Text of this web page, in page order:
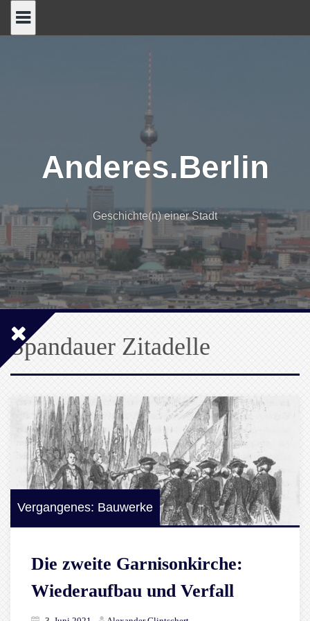
Anderes.Berlin
Geschichte(n) einer Stadt
Spandauer Zitadelle
Vergangenes: Bauwerke
Die zweite Garnisonkirche:
Wiederaufbau und Verfall